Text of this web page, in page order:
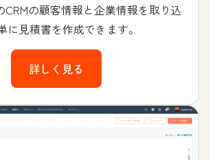
CRMの顧客情報と企業情報を取り込
に見積書を作成できます。
詳しく見る